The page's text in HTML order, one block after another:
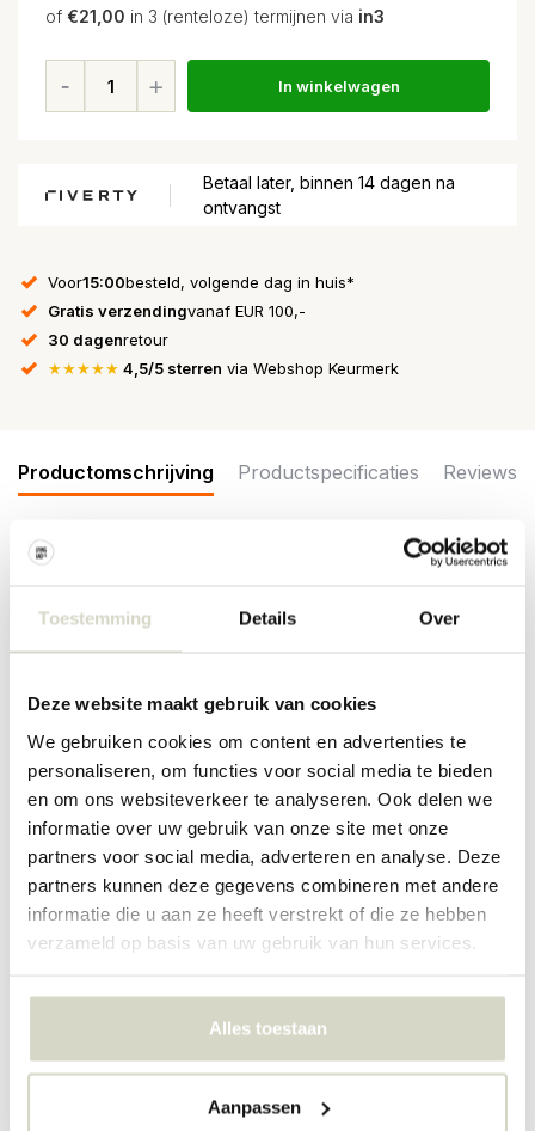
Toestemming Details Over
Deze website maakt gebruik van cookies
We gebruiken cookies om content en advertenties te
personaliseren, om functies voor social media te bieden
en om ons websiteverkeer te analyseren. Ook delen we
informatie over uw gebruik van onze site met onze
partners voor social media, adverteren en analyse. Deze
partners kunnen deze gegevens combineren met andere
informatie die u aan ze heeft verstrekt of die ze hebben
verzameld op basis van uw gebruik van hun services.
Alles toestaan
Aanpassen
of €21,00 in 3 (renteloze) termijnen via in3
In winkelwagen
Betaal later, binnen 14 dagen na
ontvangst
Voor15:00besteld, volgende dag in huis*
Gratis verzendingvanaf EUR 100,-
30 dagenretour
★★★★★ 4,5/5 sterren via Webshop Keurmerk
Productomschrijving Productspecificaties Reviews
plastic handvaten. Leuk detail zijn de leuke kleurtjes aan beide
Materiaal: roestvrijstaal, plastic
PRODUCTSPECIFICATIES
SKU
Reviews